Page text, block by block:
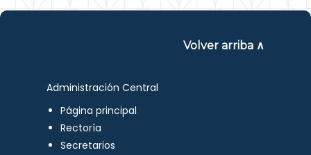
Volver arriba ∧
Administración Central
Página principal
Rectoría
Secretarios